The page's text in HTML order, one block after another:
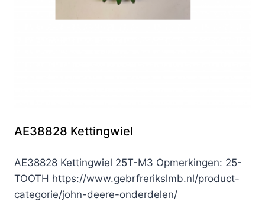
AE38828 Kettingwiel
AE38828 Kettingwiel 25T-M3 Opmerkingen: 25-
TOOTH https://www.gebrfrerikslmb.nl/product-
categorie/john-deere-onderdelen/